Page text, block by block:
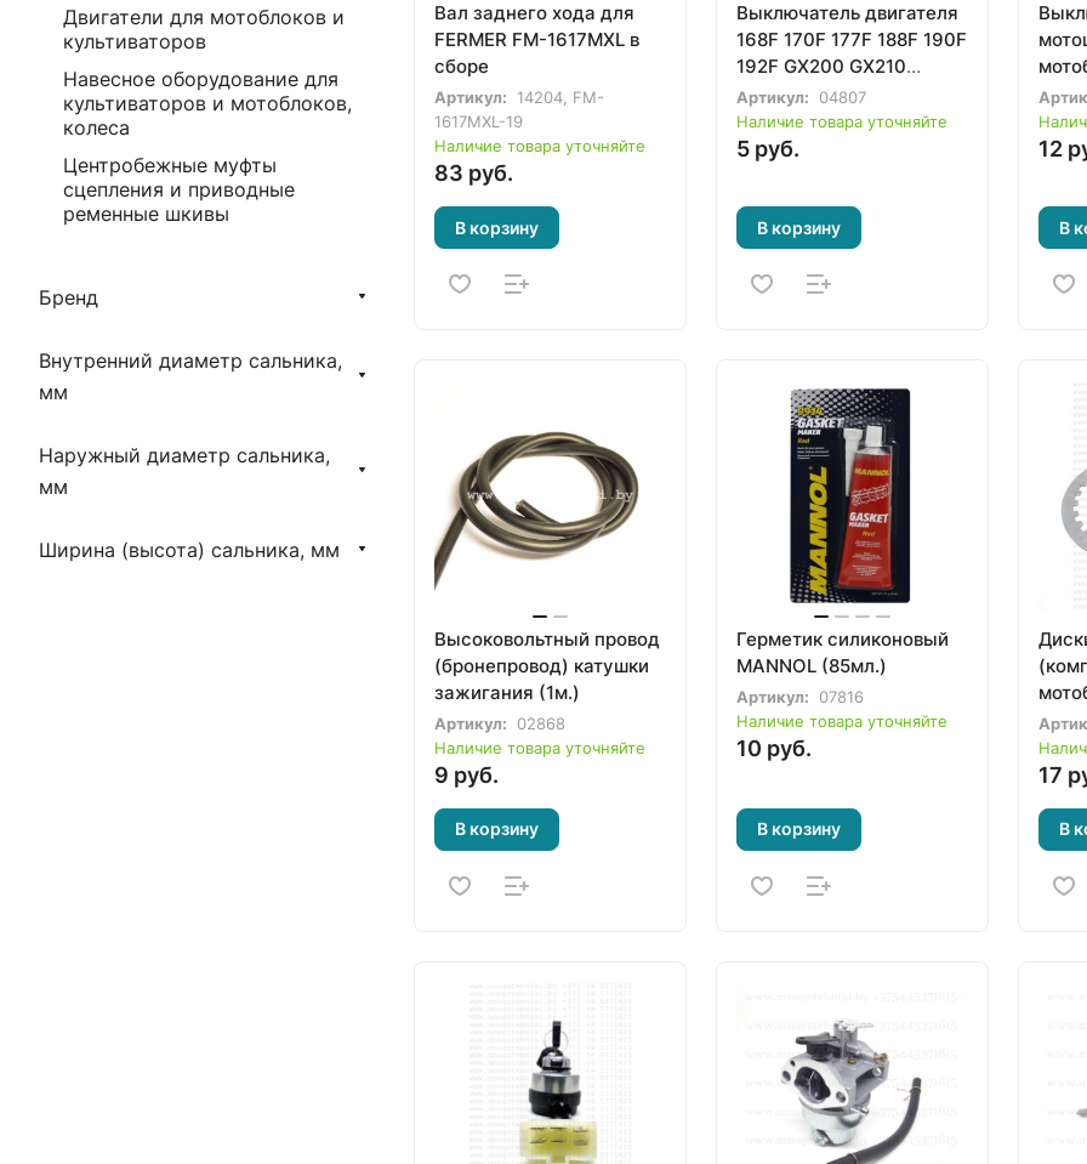
Вал заднего хода для
FERMER FM-1617MXL в
сборе
Артикул:
14204, FM-
1617MXL-19
Наличие товара уточняйте
83 руб.
В корзину
Выключатель двигателя
168F 170F 177F 188F 190F
192F GX200 GX210
GX270 GX390 GX420
(тип 1)
Артикул:
04807
Наличие товара уточняйте
5 руб.
В корзину
177F
12
В
Высоковольтный провод
(бронепровод) катушки
зажигания (1м.)
Артикул:
02868
Наличие товара уточняйте
9 руб.
В корзину
Герметик силиконовый
MANNOL (85мл.)
Артикул:
07816
Наличие товара уточняйте
10 руб.
В корзину
17
В
Двигатели для мотоблоков и
культиваторов
Навесное оборудование для
культиваторов и мотоблоков,
колеса
Центробежные муфты
сцепления и приводные
ременные шкивы
Бренд
Внутренний диаметр сальника,
мм
Наружный диаметр сальника,
мм
Ширина (высота) сальника, мм